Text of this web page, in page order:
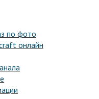
по фото
онлайн